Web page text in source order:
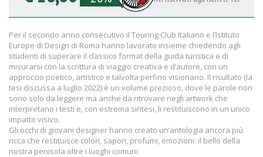
Per il secondo anno consecutivo il Touring Club Italiano e l’Istituto
Europe di Design di Roma hanno lavorato insieme chiedendo agli
studenti di superare il classico format della guida turistica e di
misurarsi con la scrittura di viaggio creativa e d’autore, con un
approccio poetico, artistico e talvolta perfino visionario. Il risultato (la
tesi discussa a luglio 2022) è un volume prezioso, dove le parole non
sono solo da leggere ma anche da ritrovare negli artwork che
interpretano i testi e, con estrema sintesi, li restituiscono in un unico
impatto visivo.
Gli occhi di giovani designer hanno creato un’antologia ancora più
ricca che restituisce colori, sapori, profumi, emozioni: il bello della
nostra penisola oltre i luoghi comuni.